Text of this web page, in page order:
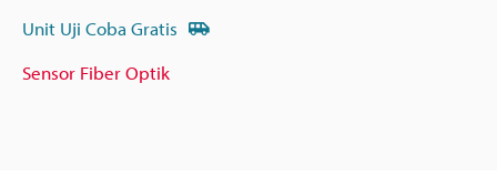
Unit Uji Coba Gratis
Sensor Fiber Optik